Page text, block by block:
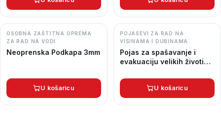
OSOBNA ZAŠTITNA OPREMA
ZA RAD NA VODI
Neoprenska Podkapa 3mm
U košaricu
POJASEVI ZA RAD NA
VISINAMA I DUBINAMA
Pojas za spašavanje i
evakuaciju velikih životinja
U košaricu